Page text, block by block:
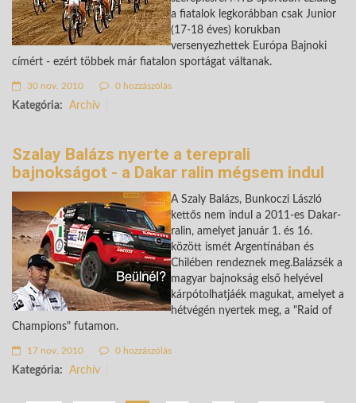
a fiatalok legkorábban csak Junior
(17-18 éves) korukban
versenyezhettek Európa Bajnoki
címért - ezért többek már fiatalon sportágat váltanak.
30 nov. 2010 0 hozzászólás
Kategória: Archív
Szalay Balázs nyerte a tereprali
bajnokságot - a Dakar ralin mégsem indul
A Szaly Balázs, Bunkoczi László
kettős nem indul a 2011-es Dakar-
ralin, amelyet január 1. és 16.
között ismét Argentínában és
Chilében rendeznek meg.Balázsék a
magyar bajnokság első helyével
kárpótolhatjáék magukat, amelyet a
hétvégén nyertek meg, a "Raid of
Champions" futamon.
17 nov. 2010 0 hozzászólás
Kategória: Archív